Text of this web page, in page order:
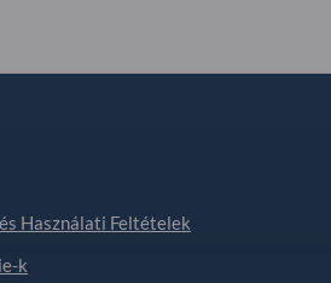
Használati Feltételek
k